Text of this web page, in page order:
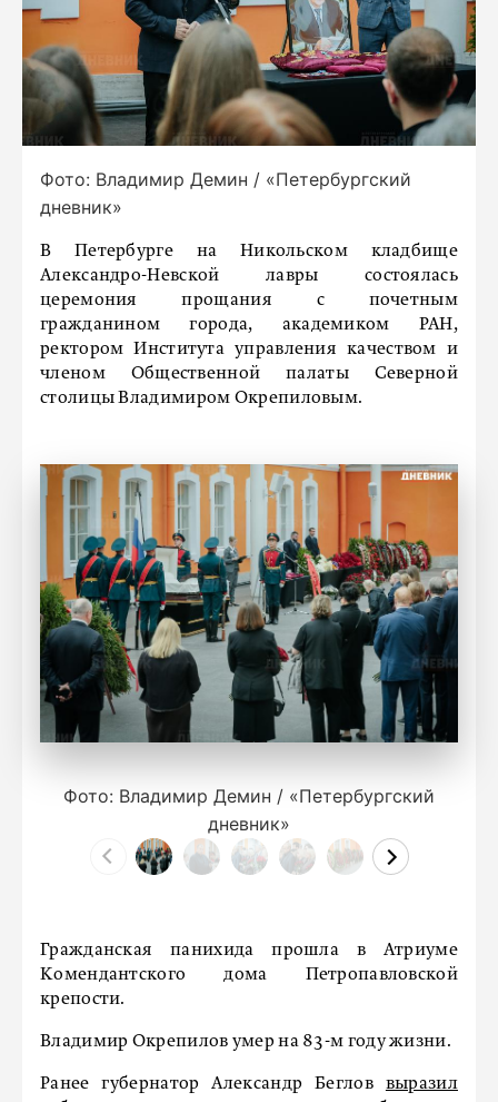
Фото: Владимир Демин / «Петербургский
дневник»
В Петербурге на Никольском кладбище
Александро-Невской лавры состоялась
церемония прощания с почетным
гражданином города, академиком РАН,
ректором Института управления качеством и
членом Общественной палаты Северной
столицы Владимиром Окрепиловым.
Фото: Владимир Демин / «Петербургский
дневник»
Гражданская панихида прошла в Атриуме
Комендантского дома Петропавловской
крепости.
Владимир Окрепилов умер на 83-м году жизни.
Ранее губернатор Александр Беглов выразил